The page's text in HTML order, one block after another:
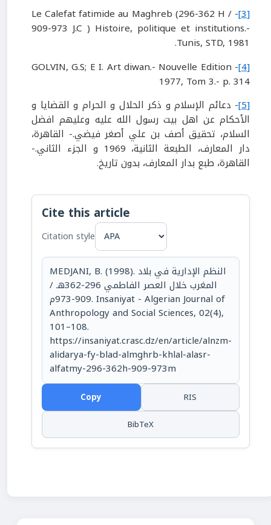
[3]
- Le Calefat fatimide au Maghreb (296-362 H /
909-973 J.C ) Histoire, politique et institutions.-
Tunis, STD, 1981.
[4]
- GOLVIN, G.S; E I. Art diwan.- Nouvelle Edition
1977, Tom 3.- p. 314
[5] - دعائم الإسلام و ذكر الحلال و الحرام و القضايا و
الأحكام عن اهل بيت رسول الله عليه وعليهم افضل
السلام، تحقيق أصف بن علي أصغر فيضي.- القاهرة،
دار المعارف، الطبعة الثانية، 1969 و الجزء الثاني.-
القاهرة، طبع بدار المعارف، بدون تاريخ.
Cite this article
Citation style
MEDJANI, B. (1998). النظم الإدارية في بلاد
المغرب خلال العصر الفاطمي 296-362هـ /
909-973م. Insaniyat - Algerian Journal of
Anthropology and Social Sciences, 02(4),
101–108.
https://insaniyat.crasc.dz/en/article/alnzm-
alidarya-fy-blad-almghrb-khlal-alasr-
alfatmy-296-362h-909-973m
Copy
RIS
BibTeX